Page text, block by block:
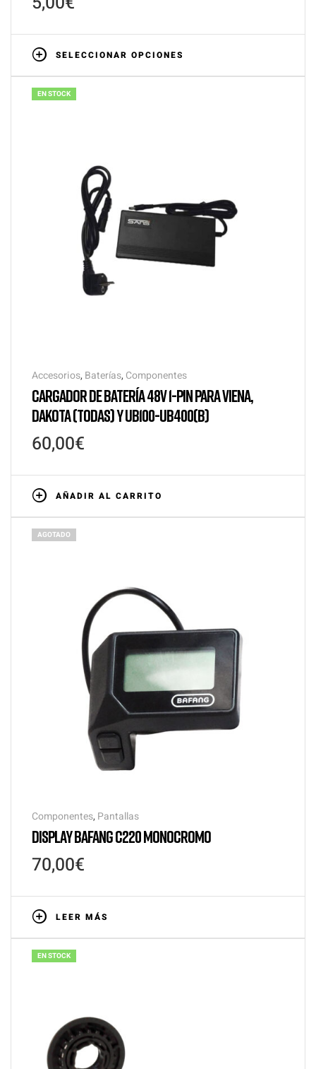
SELECCIONAR OPCIONES
EN STOCK
Accesorios, Baterías, Componentes
CARGADOR DE BATERÍA 48V 1-PIN PARA VIENA,
DAKOTA (TODAS) Y UB100-UB400(B)
60,00€
AÑADIR AL CARRITO
AGOTADO
Componentes, Pantallas
DISPLAY BAFANG C220 MONOCROMO
70,00€
LEER MÁS
EN STOCK